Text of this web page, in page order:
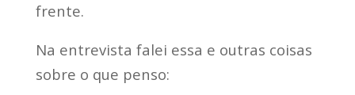
frente.
Na entrevista falei essa e outras coisas
sobre o que penso: